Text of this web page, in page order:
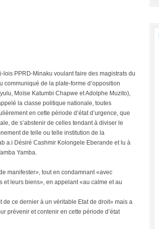
PPRD-Minaku voulant faire des magistrats du
communiqué de la plate-forme d’opposition
Moïse Katumbi Chapwe et Adolphe Muzito),
la classe politique nationale, toutes
en cette période d’état d’urgence, que
de s’abstenir de celles tendant à diviser le
de telle ou telle institution de la
a.i Désiré Cashmir Kolongele Eberande et lu à
Yamba.
manifester», tout en condamnant «avec
leurs biens», en appelant «au calme et au
de ce dernier à un véritable Etat de droit» mais a
prévenir et contenir en cette période d’état